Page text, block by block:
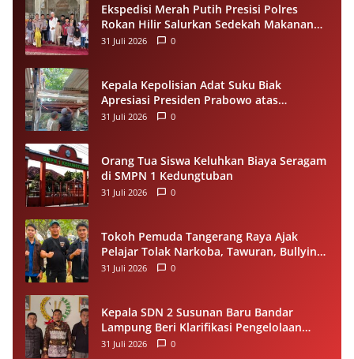
Ekspedisi Merah Putih Presisi Polres
Rokan Hilir Salurkan Sedekah Makanan
untuk Anak Yatim di Panipahan
31 Juli 2026 0
Kepala Kepolisian Adat Suku Biak
Apresiasi Presiden Prabowo atas
Renovasi Rumah Singgah Pasar Boswesen
31 Juli 2026 0
Orang Tua Siswa Keluhkan Biaya Seragam
di SMPN 1 Kedungtuban
31 Juli 2026 0
Tokoh Pemuda Tangerang Raya Ajak
Pelajar Tolak Narkoba, Tawuran, Bullying
dan Miras
31 Juli 2026 0
Kepala SDN 2 Susunan Baru Bandar
Lampung Beri Klarifikasi Pengelolaan
Dana BOS, Tegaskan Sesuai Juknis
31 Juli 2026 0